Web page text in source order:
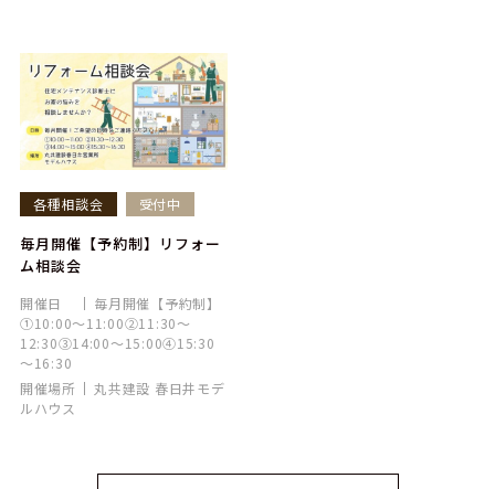
各種相談会 受付中
毎月開催【予約制】リフォー
ム相談会
開催日
毎月開催【予約制】
①10:00～11:00②11:30～
12:30③14:00～15:00④15:30
～16:30
開催場所
丸共建設 春日井モデ
ルハウス